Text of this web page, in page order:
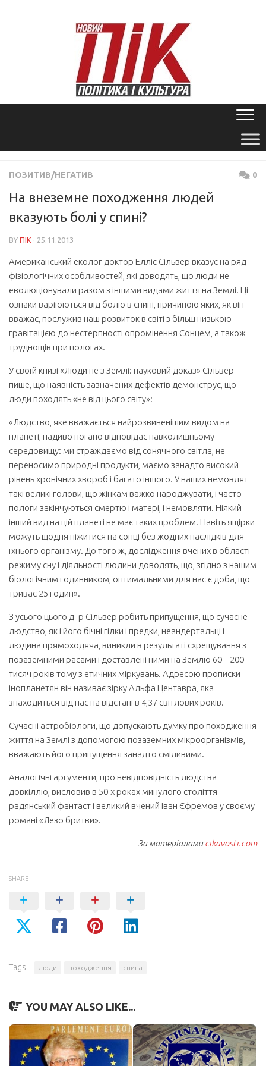
ПОЗИТИВ/НЕГАТИВ 0
На внеземне походження людей
вказують болі у спині?
BY ПІК · 25.11.2013
Американський еколог доктор Елліс Сільвер вказує на ряд
фізіологічних особливостей, які доводять, що люди не
еволюціонували разом з іншими видами життя на Землі. Ці
ознаки варіюються від болю в спині, причиною яких, як він
вважає, послужив наш розвиток в світі з більш низькою
гравітацією до нестерпності опромінення Сонцем, а також
труднощів при пологах.
У своїй книзі «Люди не з Землі: науковий доказ» Сільвер
пише, що наявність зазначених дефектів демонструє, що
люди походять «не від цього світу»:
«Людство, яке вважається найрозвиненішим видом на
планеті, надиво погано відповідає навколишньому
середовищу: ми страждаємо від сонячного світла, не
переносимо природні продукти, маємо занадто високий
рівень хронічних хвороб і багато іншого. У наших немовлят
такі великі голови, що жінкам важко народжувати, і часто
пологи закінчуються смертю і матері, і немовляти. Ніякий
інший вид на цій планеті не має таких проблем. Навіть ящірки
можуть щодня ніжитися на сонці без жодних наслідків для
їхнього організму. До того ж, дослідження вчених в області
режиму сну і діяльності людини доводять, що, згідно з нашим
біологічним годинником, оптимальними для нас є доба, що
триває 25 годин».
З усього цього д -р Сільвер робить припущення, що сучасне
людство, як і його бічні гілки і предки, неандертальці і
людина прямоходяча, виникли в результаті схрещування з
позаземними расами і доставлені ними на Землю 60 – 200
тисяч років тому з етичних міркувань. Адресою прописки
інопланетян він називає зірку Альфа Центавра, яка
знаходиться від нас на відстані в 4,37 світлових років.
Сучасні астробіологи, що допускають думку про походження
життя на Землі з допомогою позаземних мікроорганізмів,
вважають його припущення занадто сміливими.
Аналогічні аргументи, про невідповідність людства
довкіллю, висловив в 50-х роках минулого століття
радянський фантаст і великий вчений Іван Єфремов у своєму
романі «Лезо бритви».
За матеріаламиcikavosti.com
SHARE
Tags: люди походження спина
YOU MAY ALSO LIKE...